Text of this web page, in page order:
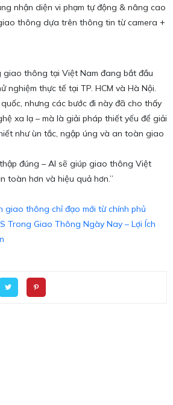
nhận diện vi phạm tự động & nâng cao
thông dựa trên thông tin từ camera +
thông tại Việt Nam đang bắt đầu
nghiệm thực tế tại TP. HCM và Hà Nội.
nhưng các bước đi này đã cho thấy
xa lạ – mà là giải pháp thiết yếu để giải
như ùn tắc, ngập úng và an toàn giao
đúng – AI sẽ giúp giao thông Việt
toàn hơn và hiệu quả hơn.”
giao thông chỉ đạo mới từ chính phủ
Trong Giao Thông Ngày Nay – Lợi Ích